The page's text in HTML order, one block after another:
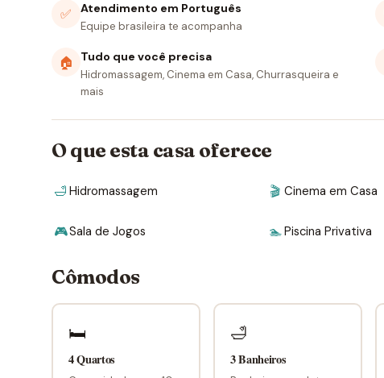
✅ Atendimento em Português
Equipe brasileira te acompanha
🏠 Tudo que você precisa
Hidromassagem, Cinema em Casa, Churrasqueira e
mais
O que esta casa oferece
🛁 Hidromassagem 🎬 Cinema em Casa
🎮Sala de Jogos 🏊Piscina Privativa
Cômodos
🛏
4 Quartos
🛁
3 Banheiros